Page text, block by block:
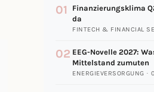
01
Finanzierungsklima
da
FINTECH & FINANCIAL
02 EEG-Novelle 2027:
Mittelstand zumuten
ENERGIEVERSORGUNG